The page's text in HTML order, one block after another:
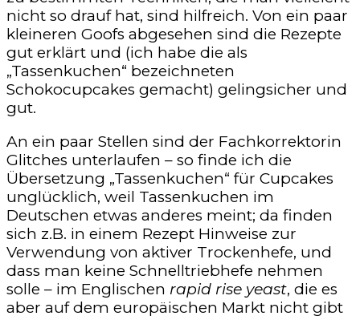
nicht so drauf hat, sind hilfreich. Von ein paar
kleineren Goofs abgesehen sind die Rezepte
gut erklärt und (ich habe die als
„Tassenkuchen“ bezeichneten
Schokocupcakes gemacht) gelingsicher und
gut.
An ein paar Stellen sind der Fachkorrektorin
Glitches unterlaufen – so finde ich die
Übersetzung „Tassenkuchen“ für Cupcakes
unglücklich, weil Tassenkuchen im
Deutschen etwas anderes meint; da finden
sich z.B. in einem Rezept Hinweise zur
Verwendung von aktiver Trockenhefe, und
dass man keine Schnelltriebhefe nehmen
solle – im Englischen rapid rise yeast, die es
aber auf dem europäischen Markt nicht gibt